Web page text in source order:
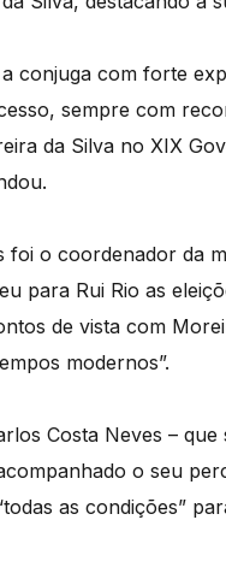
conjuga com forte
sempre com
da Silva no XIX
o coordenador da
para Rui Rio as
de vista com
modernos”.
Costa Neves –
o seu
as condições”